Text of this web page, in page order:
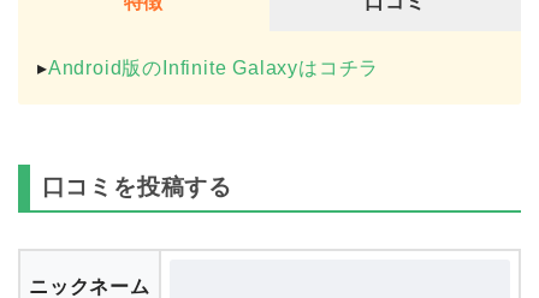
▸Android版のInfinite Galaxyはコチラ
口コミを投稿する
ニックネーム